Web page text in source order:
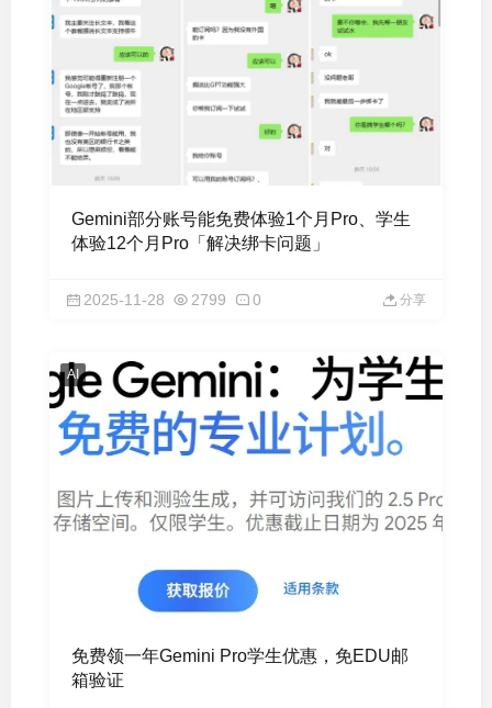
Gemini部分账号能免费体验1个月Pro、学生
体验12个月Pro「解决绑卡问题」
2025-11-28 2799 0 分享
AI
免费领一年Gemini Pro学生优惠，免EDU邮
箱验证